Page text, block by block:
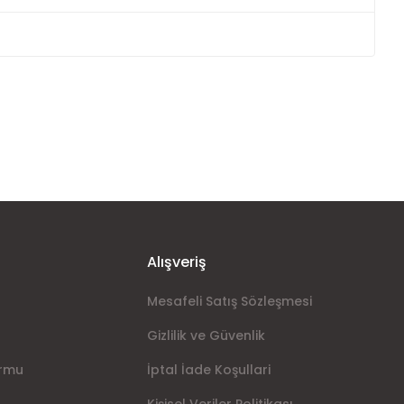
Alışveriş
Mesafeli Satış Sözleşmesi
Gizlilik ve Güvenlik
İptal İade Koşullari